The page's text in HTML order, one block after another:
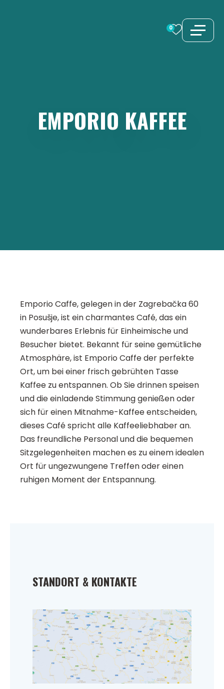
0
EMPORIO KAFFEE
Emporio Caffe, gelegen in der Zagrebačka 60
in Posušje, ist ein charmantes Café, das ein
wunderbares Erlebnis für Einheimische und
Besucher bietet. Bekannt für seine gemütliche
Atmosphäre, ist Emporio Caffe der perfekte
Ort, um bei einer frisch gebrühten Tasse
Kaffee zu entspannen. Ob Sie drinnen speisen
und die einladende Stimmung genießen oder
sich für einen Mitnahme-Kaffee entscheiden,
dieses Café spricht alle Kaffeeliebhaber an.
Das freundliche Personal und die bequemen
Sitzgelegenheiten machen es zu einem idealen
Ort für ungezwungene Treffen oder einen
ruhigen Moment der Entspannung.
STANDORT & KONTAKTE